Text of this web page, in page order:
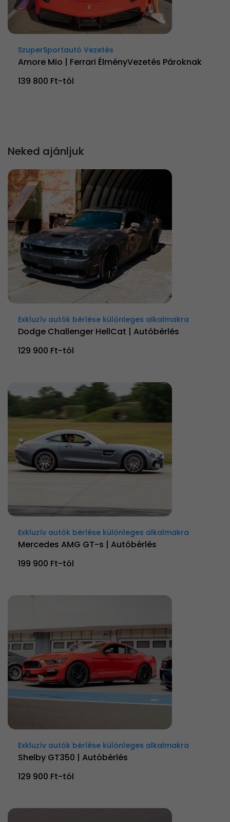
SzuperSportautó Vezetés
Amore Mio | Ferrari ÉlményVezetés Pároknak
139 800 Ft-tól
Neked ajánljuk
Exkluzív autók bérlése különleges alkalmakra
Dodge Challenger HellCat | Autóbérlés
129 900 Ft-tól
Exkluzív autók bérlése különleges alkalmakra
Mercedes AMG GT-s | Autóbérlés
199 900 Ft-tól
Exkluzív autók bérlése különleges alkalmakra
Shelby GT350 | Autóbérlés
129 900 Ft-tól